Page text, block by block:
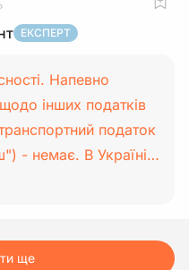
ЕКСПЕРТ
Напевно
інших податків
податок
- немає. В Україні…
ще